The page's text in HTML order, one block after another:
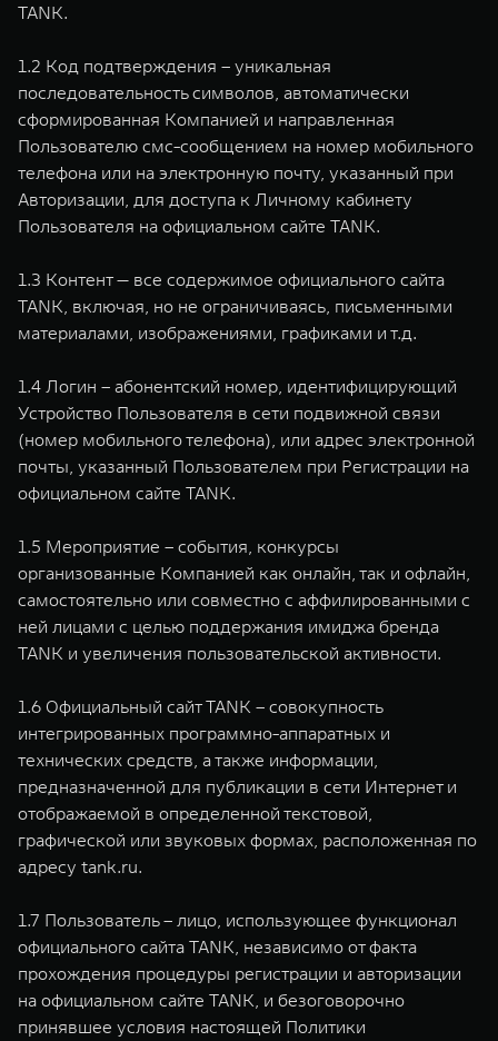
TANK.
1.2 Код подтверждения – уникальная
последовательность символов, автоматически
сформированная Компанией и направленная
Пользователю смс-сообщением на номер мобильного
телефона или на электронную почту, указанный при
Авторизации, для доступа к Личному кабинету
Пользователя на официальном сайте TANK.
1.3 Контент — все содержимое официального сайта
TANK, включая, но не ограничиваясь, письменными
материалами, изображениями, графиками и т.д.
1.4 Логин – абонентский номер, идентифицирующий
Устройство Пользователя в сети подвижной связи
(номер мобильного телефона), или адрес электронной
почты, указанный Пользователем при Регистрации на
официальном сайте TANK.
1.5 Мероприятие – события, конкурсы
организованные Компанией как онлайн, так и офлайн,
самостоятельно или совместно с аффилированными с
ней лицами с целью поддержания имиджа бренда
TANK и увеличения пользовательской активности.
1.6 Официальный сайт TANK – совокупность
интегрированных программно-аппаратных и
технических средств, а также информации,
предназначенной для публикации в сети Интернет и
отображаемой в определенной текстовой,
графической или звуковых формах, расположенная по
адресу tank.ru.
1.7 Пользователь – лицо, использующее функционал
официального сайта TANK, независимо от факта
прохождения процедуры регистрации и авторизации
на официальном сайте TANK, и безоговорочно
принявшее условия настоящей Политики